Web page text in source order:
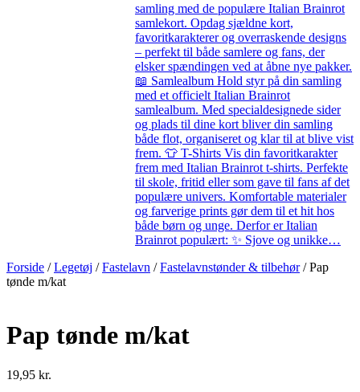
samling med de populære Italian Brainrot
samlekort. Opdag sjældne kort,
favoritkarakterer og overraskende designs
– perfekt til både samlere og fans, der
elsker spændingen ved at åbne nye pakker.
📖 Samlealbum Hold styr på din samling
med et officielt Italian Brainrot
samlealbum. Med specialdesignede sider
og plads til dine kort bliver din samling
både flot, organiseret og klar til at blive vist
frem. 👕 T-Shirts Vis din favoritkarakter
frem med Italian Brainrot t-shirts. Perfekte
til skole, fritid eller som gave til fans af det
populære univers. Komfortable materialer
og farverige prints gør dem til et hit hos
både børn og unge. Derfor er Italian
Brainrot populært: ✨ Sjove og unikke…
Forside /Legetøj /Fastelavn /Fastelavnstønder & tilbehør/ Pap
tønde m/kat
Pap tønde m/kat
19,95 kr.